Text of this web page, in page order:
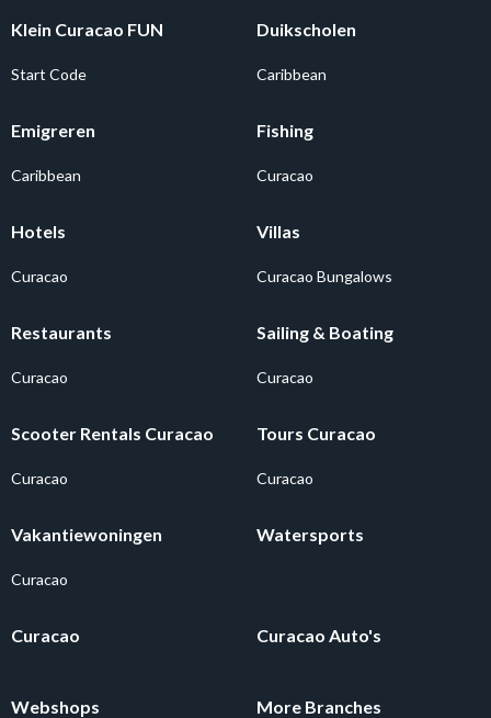
Klein Curacao FUN
Start Code
Duikscholen
Caribbean
Emigreren
Caribbean
Fishing
Curacao
Hotels
Curacao
Villas
Curacao Bungalows
Restaurants
Curacao
Sailing & Boating
Curacao
Scooter Rentals Curacao
Curacao
Tours Curacao
Curacao
Vakantiewoningen
Curacao
Watersports
Curacao Curacao Auto's
Webshops More Branches